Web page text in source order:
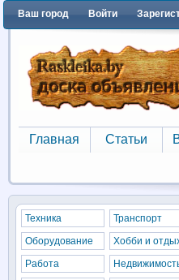
Ваш город Войти
Главная
Главная
Статьи
Статьи
Техника
Транспорт
Оборудование
Хобби и
Работа